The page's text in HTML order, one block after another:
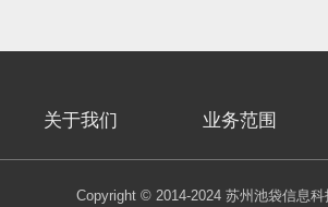
关于我们 业务范围
Copyright © 2014-2024 苏州池袋信息